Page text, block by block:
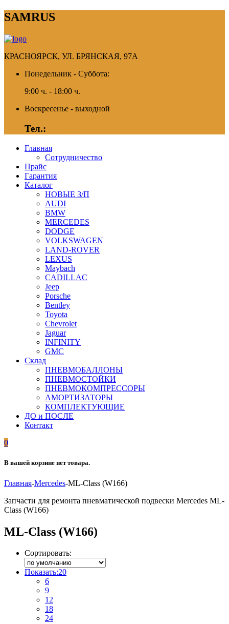
SAMRUS
КРАСНОЯРСК, УЛ. БРЯНСКАЯ, 97А
Понедельник - Суббота:
9:00 ч. - 18:00 ч.
Воскресенье - выходной
Тел.:
Главная
Сотрудничество
Прайс
Гарантия
Каталог
НОВЫЕ З/П
AUDI
BMW
MERCEDES
DODGE
VOLKSWAGEN
LAND-ROVER
LEXUS
Maybach
CADILLAC
Jeep
Porsche
Bentley
Toyota
Chevrolet
Jaguar
INFINITY
GMC
Склад
ПНЕВМОБАЛЛОНЫ
ПНЕВМОСТОЙКИ
ПНЕВМОКОМПРЕССОРЫ
АМОРТИЗАТОРЫ
КОМПЛЕКТУЮЩИЕ
ДО и ПОСЛЕ
Контакт
0
В вашей корзине нет товара.
Главная-Mercedes-ML-Class (W166)
Запчасти для ремонта пневматической подвески Mercedes ML-
Class (W166)
ML-Class (W166)
Сортировать:
Показать:20
6
9
12
18
24